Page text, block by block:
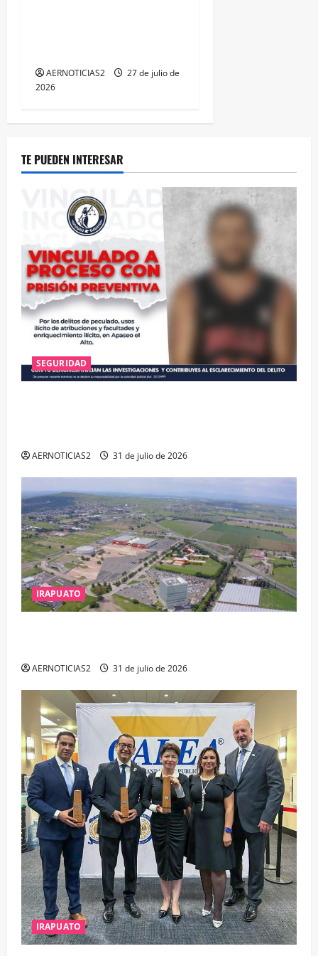
AERNOTICIAS2
27 de julio de
2026
TE PUEDEN INTERESAR
SEGURIDAD
AERNOTICIAS2 31 de julio de 2026
IRAPUATO
AERNOTICIAS2 31 de julio de 2026
IRAPUATO